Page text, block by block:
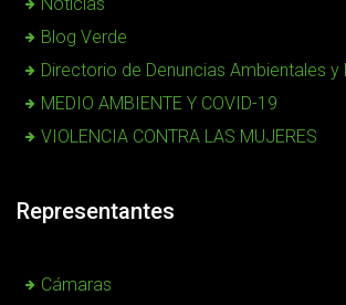
Blog Verde
Directorio de Denuncias Ambientales y
MEDIO AMBIENTE Y COVID-19
VIOLENCIA CONTRA LAS MUJERES
Representantes
Cámaras